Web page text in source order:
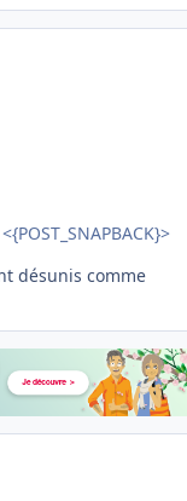
<{POST_SNAPBACK}>
désunis comme